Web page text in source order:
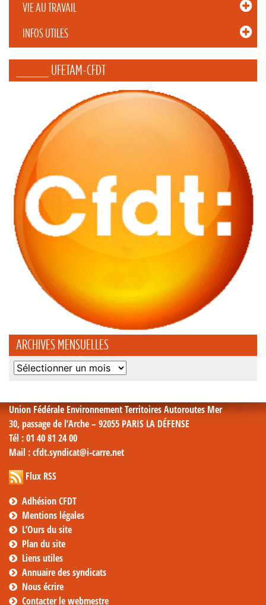
VIE AU TRAVAIL
INFOS UTILES
_____ UFETAM-CFDT
ARCHIVES MENSUELLES
Archives
Union Fédérale Environnement Territoires Autoroutes Mer
30, passage de l’Arche – 92055 PARIS LA DÉFENSE
Tél : 01 40 81 24 00
Mail : cfdt.syndicat@i-carre.net
Flux RSS
Adhésion CFDT
Mentions légales
L’Ours du site
Plan du site
Liens utiles
Annuaire des syndicats
Nous écrire
Contacter le webmestre